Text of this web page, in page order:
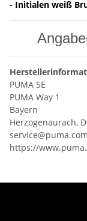
- Initialen weiß
PUMA SE
PUMA Way 1
Bayern
Herzogenaurach,
service@puma.com
https://